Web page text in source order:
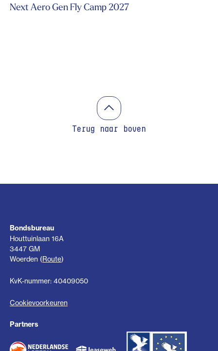
Next Aero Gen Fly Camp 2027
Terug naar boven
Bondsbureau
Houttuinlaan 16A
3447 GM
Woerden (Route)
KvK-nummer: 40409050
Cookievoorkeuren
Partners